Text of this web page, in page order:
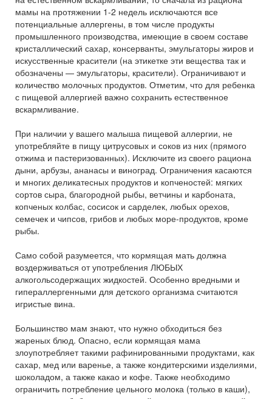
мамы на протяжении 1-2 недель исключаются все
потенциальные аллергены, в том числе продукты
промышленного производства, имеющие в своем составе
кристаллический сахар, консерванты, эмульгаторы жиров и
искусственные красители (на этикетке эти вещества так и
обозначены — эмульгаторы, красители). Ограничивают и
количество молочных продуктов. Отметим, что для ребенка
с пищевой аллергией важно сохранить естественное
вскармливание.
При наличии у вашего малыша пищевой аллергии, не
употребляйте в пищу цитрусовых и соков из них (прямого
отжима и пастеризованных). Исключите из своего рациона
дыни, арбузы, ананасы и виноград. Ограничения касаются
и многих деликатесных продуктов и копченостей: мягких
сортов сыра, благородной рыбы, ветчины и карбоната,
копченых колбас, сосисок и сарделек, любых орехов,
семечек и чипсов, грибов и любых море-продуктов, кроме
рыбы.
Само собой разумеется, что кормящая мать должна
воздерживаться от употребления ЛЮБЫХ
алкогольсодержащих жидкостей. Особенно вредными и
гипераллергенными для детского организма считаются
игристые вина.
Большинство мам знают, что нужно обходиться без
жареных блюд. Опасно, если кормящая мама
злоупотребляет такими рафинированными продуктами, как
сахар, мед или варенье, а также кондитерскими изделиями,
шоколадом, а также какао и кофе. Также необходимо
ограничить потребление цельного молока (только в каши),